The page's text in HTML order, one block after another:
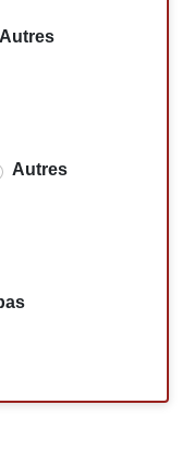
Autres
Autres